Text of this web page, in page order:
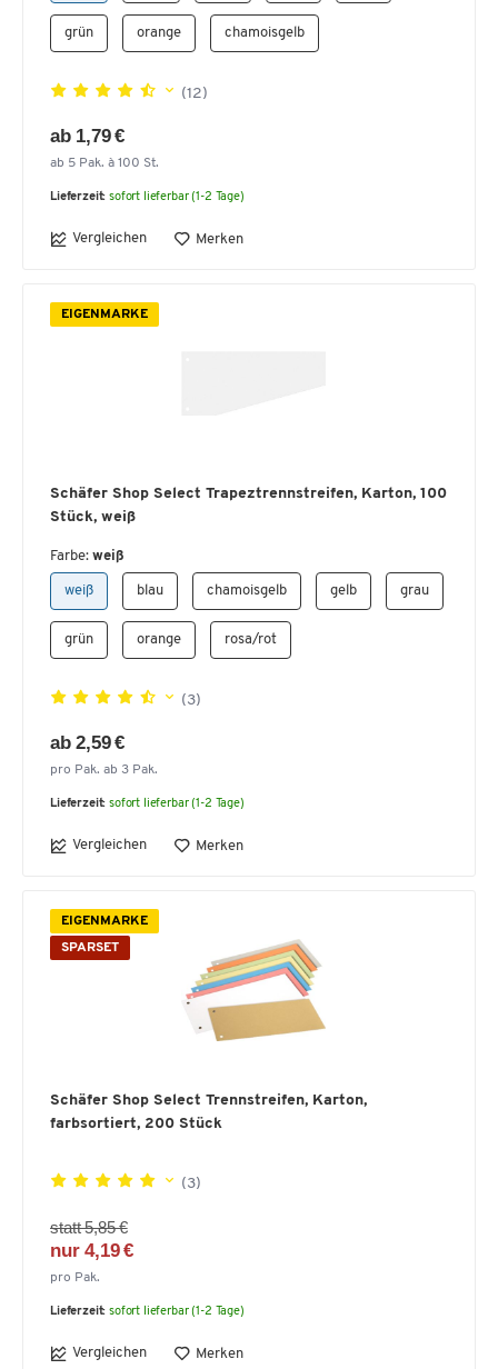
grün orange chamoisgelb
(12)
ab 1,79 €
ab 5 Pak. à 100 St.
Lieferzeit: sofort lieferbar (1-2 Tage)
Vergleichen Merken
EIGENMARKE
Schäfer Shop Select Trapeztrennstreifen, Karton, 100
Stück, weiß
Farbe: weiß
weiß blau chamoisgelb gelb grau
grün orange rosa/rot
(3)
ab 2,59 €
pro Pak. ab 3 Pak.
Lieferzeit: sofort lieferbar (1-2 Tage)
Vergleichen Merken
EIGENMARKE
SPARSET
Schäfer Shop Select Trennstreifen, Karton,
farbsortiert, 200 Stück
(3)
statt 5,85 €
nur 4,19 €
pro Pak.
Lieferzeit: sofort lieferbar (1-2 Tage)
Vergleichen Merken